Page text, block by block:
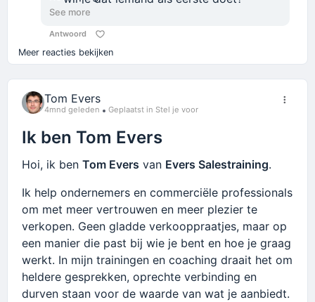
See more
Antwoord
Meer reacties bekijken
Tom Evers
4mnd geleden Geplaatst in Stel je voor
Ik ben Tom Evers
Hoi, ik ben Tom Evers van Evers Salestraining.
Ik help ondernemers en commerciële professionals
om met meer vertrouwen en meer plezier te
verkopen. Geen gladde verkooppraatjes, maar op
een manier die past bij wie je bent en hoe je graag
werkt. In mijn trainingen en coaching draait het om
heldere gesprekken, oprechte verbinding en
durven staan voor de waarde van wat je aanbiedt.